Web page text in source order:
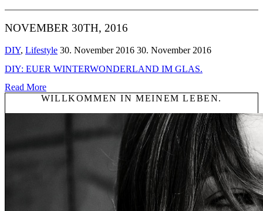
NOVEMBER 30TH, 2016
DIY, Lifestyle 30. November 2016 30. November 2016
DIY: EUER WINTERWONDERLAND IM GLAS.
Read More
WILLKOMMEN IN MEINEM LEBEN.